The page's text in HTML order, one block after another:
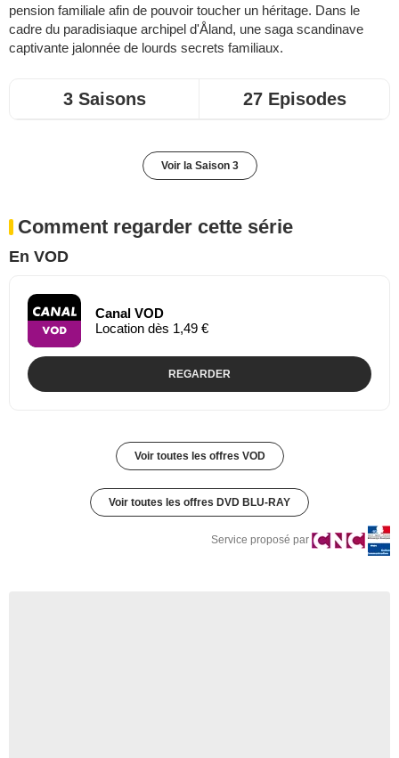
pension familiale afin de pouvoir toucher un héritage. Dans le
cadre du paradisiaque archipel d'Åland, une saga scandinave
captivante jalonnée de lourds secrets familiaux.
3 Saisons 27 Episodes
Voir la Saison 3
Comment regarder cette série
En VOD
Canal VOD
Location dès 1,49 €
REGARDER
Voir toutes les offres VOD
Voir toutes les offres DVD BLU-RAY
Service proposé par